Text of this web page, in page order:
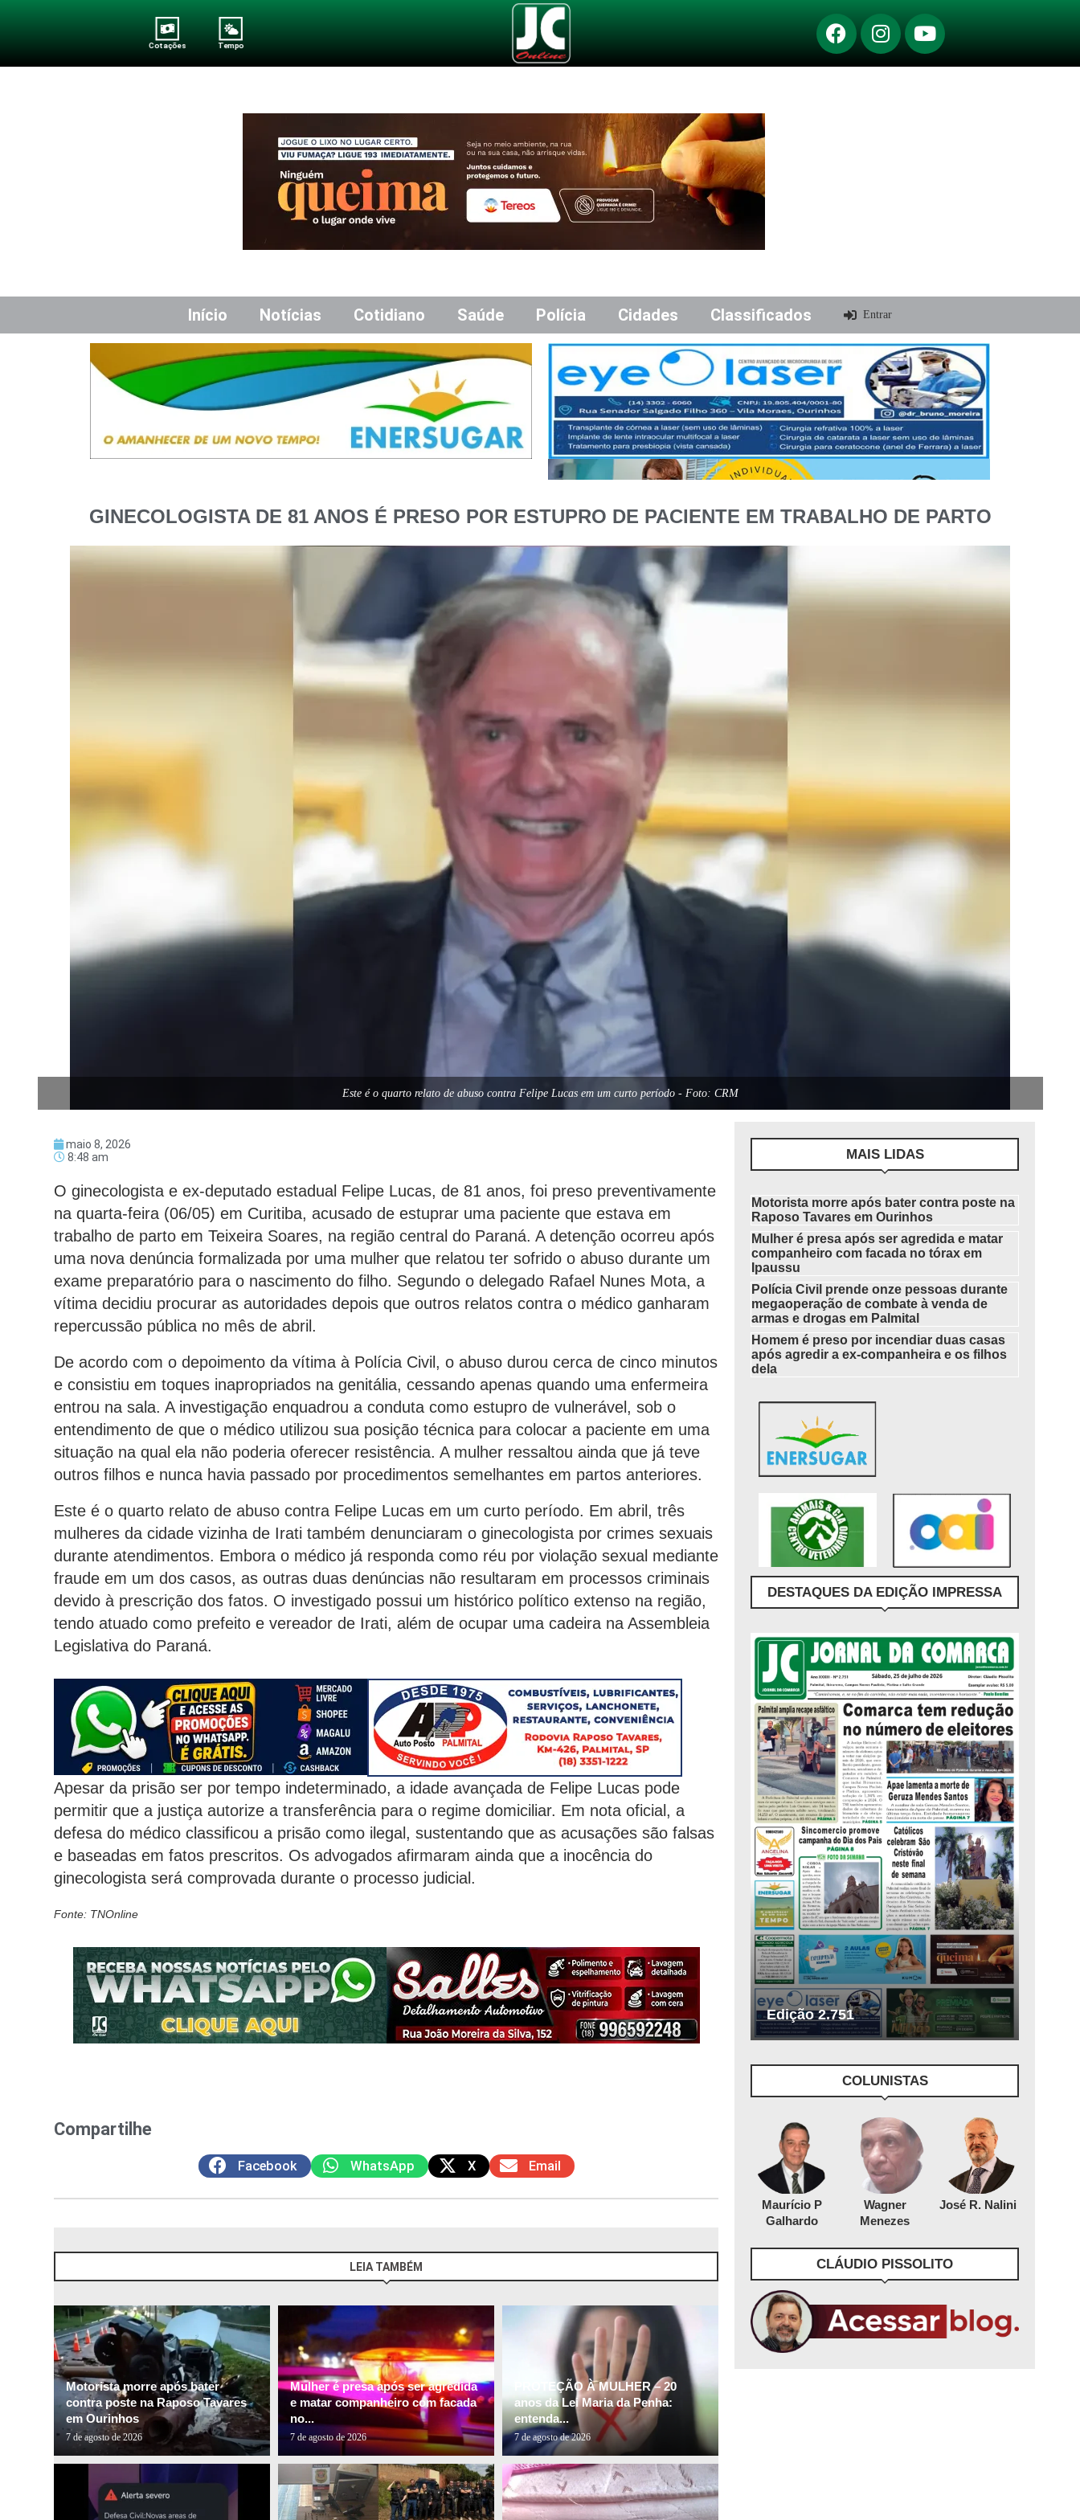
Cotações Tempo
Início Notícias Cotidiano Saúde Polícia Cidades Classificados Entrar
GINECOLOGISTA DE 81 ANOS É PRESO POR ESTUPRO DE PACIENTE EM TRABALHO DE PARTO
Este é o quarto relato de abuso contra Felipe Lucas em um curto período - Foto: CRM
maio 8, 2026
8:48 am
O ginecologista e ex-deputado estadual Felipe Lucas, de 81 anos, foi preso preventivamente
na quarta-feira (06/05) em Curitiba, acusado de estuprar uma paciente que estava em
trabalho de parto em Teixeira Soares, na região central do Paraná. A detenção ocorreu após
uma nova denúncia formalizada por uma mulher que relatou ter sofrido o abuso durante um
exame preparatório para o nascimento do filho. Segundo o delegado Rafael Nunes Mota, a
vítima decidiu procurar as autoridades depois que outros relatos contra o médico ganharam
repercussão pública no mês de abril.
De acordo com o depoimento da vítima à Polícia Civil, o abuso durou cerca de cinco minutos
e consistiu em toques inapropriados na genitália, cessando apenas quando uma enfermeira
entrou na sala. A investigação enquadrou a conduta como estupro de vulnerável, sob o
entendimento de que o médico utilizou sua posição técnica para colocar a paciente em uma
situação na qual ela não poderia oferecer resistência. A mulher ressaltou ainda que já teve
outros filhos e nunca havia passado por procedimentos semelhantes em partos anteriores.
Este é o quarto relato de abuso contra Felipe Lucas em um curto período. Em abril, três
mulheres da cidade vizinha de Irati também denunciaram o ginecologista por crimes sexuais
durante atendimentos. Embora o médico já responda como réu por violação sexual mediante
fraude em um dos casos, as outras duas denúncias não resultaram em processos criminais
devido à prescrição dos fatos. O investigado possui um histórico político extenso na região,
tendo atuado como prefeito e vereador de Irati, além de ocupar uma cadeira na Assembleia
Legislativa do Paraná.
Apesar da prisão ser por tempo indeterminado, a idade avançada de Felipe Lucas pode
permitir que a justiça autorize a transferência para o regime domiciliar. Em nota oficial, a
defesa do médico classificou a prisão como ilegal, sustentando que as acusações são falsas
e baseadas em fatos prescritos. Os advogados afirmaram ainda que a inocência do
ginecologista será comprovada durante o processo judicial.
Fonte: TNOnline
Compartilhe
Facebook WhatsApp X Email
LEIA TAMBÉM
Motorista morre após bater
contra poste na Raposo Tavares
em Ourinhos
7 de agosto de 2026
Mulher é presa após ser agredida
e matar companheiro com facada
no...
7 de agosto de 2026
PROTEÇÃO À MULHER – 20
anos da Lei Maria da Penha:
entenda...
7 de agosto de 2026
MAIS LIDAS
Motorista morre após bater contra poste na
Raposo Tavares em Ourinhos
Mulher é presa após ser agredida e matar
companheiro com facada no tórax em
Ipaussu
Polícia Civil prende onze pessoas durante
megaoperação de combate à venda de
armas e drogas em Palmital
Homem é preso por incendiar duas casas
após agredir a ex-companheira e os filhos
dela
DESTAQUES DA EDIÇÃO IMPRESSA
Edição 2.751
COLUNISTAS
Maurício P
Galhardo
Wagner
Menezes
José R. Nalini
CLÁUDIO PISSOLITO